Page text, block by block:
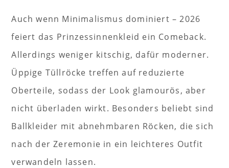
Auch wenn Minimalismus dominiert – 2026
feiert das Prinzessinnenkleid ein Comeback.
Allerdings weniger kitschig, dafür moderner.
Üppige Tüllröcke treffen auf reduzierte
Oberteile, sodass der Look glamourös, aber
nicht überladen wirkt. Besonders beliebt sind
Ballkleider mit abnehmbaren Röcken, die sich
nach der Zeremonie in ein leichteres Outfit
verwandeln lassen.